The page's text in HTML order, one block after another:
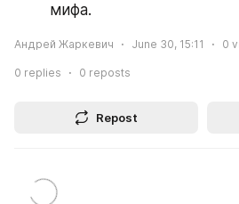
мифа.
Андрей Жаркевич June 30, 15:11 0
0 replies 0 reposts
Repost